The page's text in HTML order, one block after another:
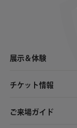
展示＆体験
チケット情報
ご来場ガイド